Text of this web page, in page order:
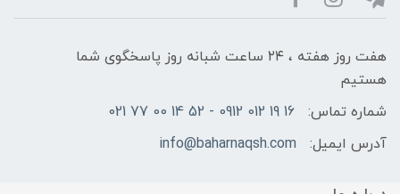
هفت روز هفته ، ۲۴ ساعت شبانه‌ روز پاسخگوی شما
هستیم
شماره تماس:
16 19 012 0912 - 52 14 00 77 021
آدرس ایمیل:
info@baharnaqsh.com